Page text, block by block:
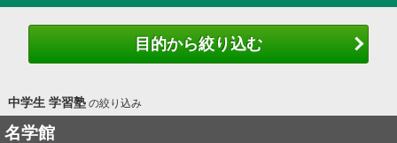
目的から絞り込む
中学生 学習塾の絞り込み
名学館